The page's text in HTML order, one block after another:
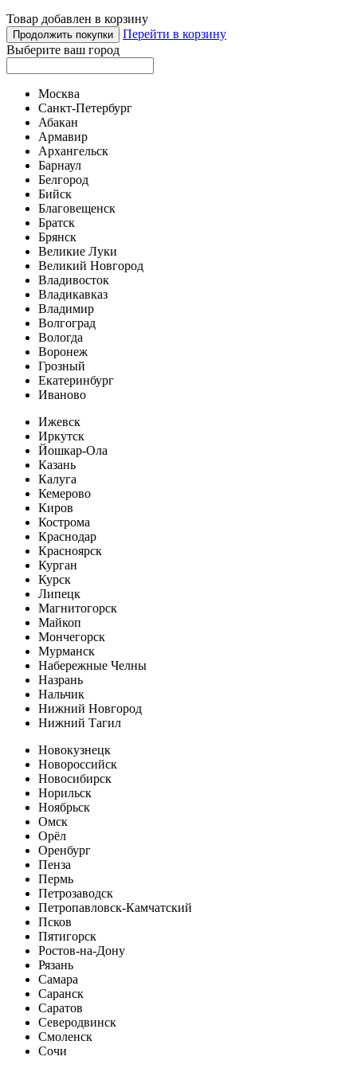
Товар добавлен в корзину
Продолжить покупки
Перейти в корзину
Выберите ваш город
Москва
Санкт-Петербург
Абакан
Армавир
Архангельск
Барнаул
Белгород
Бийск
Благовещенск
Братск
Брянск
Великие Луки
Великий Новгород
Владивосток
Владикавказ
Владимир
Волгоград
Вологда
Воронеж
Грозный
Екатеринбург
Иваново
Ижевск
Иркутск
Йошкар-Ола
Казань
Калуга
Кемерово
Киров
Кострома
Краснодар
Красноярск
Курган
Курск
Липецк
Магнитогорск
Майкоп
Мончегорск
Мурманск
Набережные Челны
Назрань
Нальчик
Нижний Новгород
Нижний Тагил
Новокузнецк
Новороссийск
Новосибирск
Норильск
Ноябрьск
Омск
Орёл
Оренбург
Пенза
Пермь
Петрозаводск
Петропавловск-Камчатский
Псков
Пятигорск
Ростов-на-Дону
Рязань
Самара
Саранск
Саратов
Северодвинск
Смоленск
Сочи